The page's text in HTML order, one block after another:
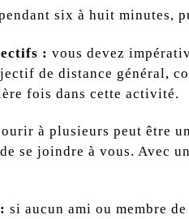
six à huit minutes,
: vous devez
de distance général,
fois dans cette activité.
à plusieurs peut être
se joindre à vous. Avec
si aucun ami ou membre